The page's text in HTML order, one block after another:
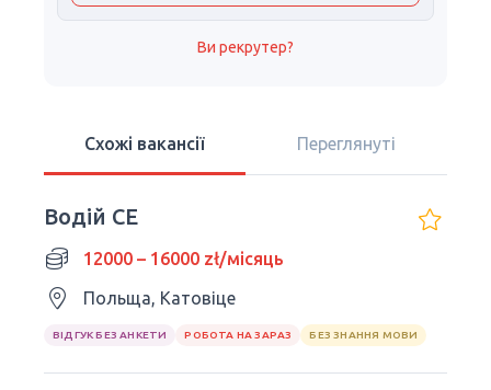
Ви рекрутер?
Схожі вакансії Переглянуті
Водій CE
12000 – 16000 zł/місяць
Польща, Катовіце
ВІДГУК БЕЗ АНКЕТИ РОБОТА НА ЗАРАЗ БЕЗ ЗНАННЯ МОВИ